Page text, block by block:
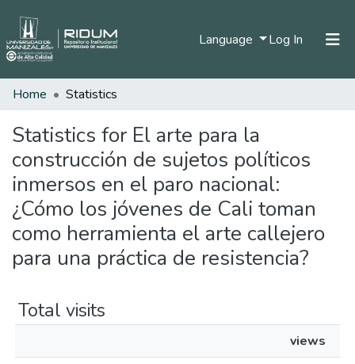
Language Log In (current)
Communities & Collections
All of DSpace
Home Statistics
Statistics for El arte para la
construcción de sujetos políticos
inmersos en el paro nacional:
¿Cómo los jóvenes de Cali toman
como herramienta el arte callejero
para una práctica de resistencia?
Total visits
views